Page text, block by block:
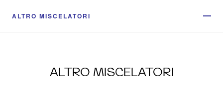
ALTRO MISCELATORI
ALTRO MISCELATORI